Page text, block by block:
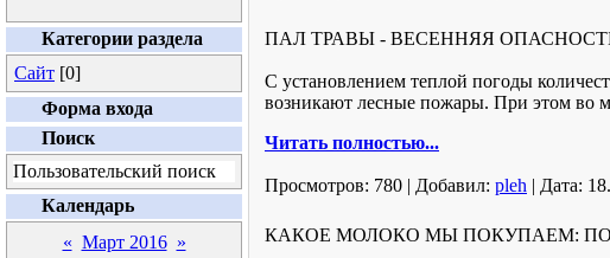
Категории раздела
Сайт [0]
Форма входа
Поиск
Пользовательский поиск
Календарь
« Март 2016 »
ПАЛ ТРАВЫ - ВЕСЕННЯЯ
С установлением теплой погоды
возникают лесные пожары. При этом во
Читать полностью...
Просмотров: 780 | Добавил: pleh | Дата:
КАКОЕ МОЛОКО МЫ ПОКУПАЕМ: